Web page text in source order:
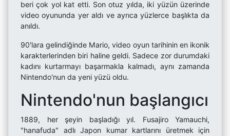
beri çok yol kat etti. Son otuz yılda, iki yüzün üzerinde
video oyununda yer aldı ve ayrıca yüzlerce başlıkta da
anıldı.
90'lara gelindiğinde Mario, video oyun tarihinin en ikonik
karakterlerinden biri haline geldi. Sadece zor durumdaki
kadını kurtarmayı başarmakla kalmadı, aynı zamanda
Nintendo'nun da yeni yüzü oldu.
Nintendo'nun başlangıcı
1889, her şeyin başladığı yıl. Fusajiro Yamauchi,
"hanafuda" adlı Japon kumar kartlarını üretmek için